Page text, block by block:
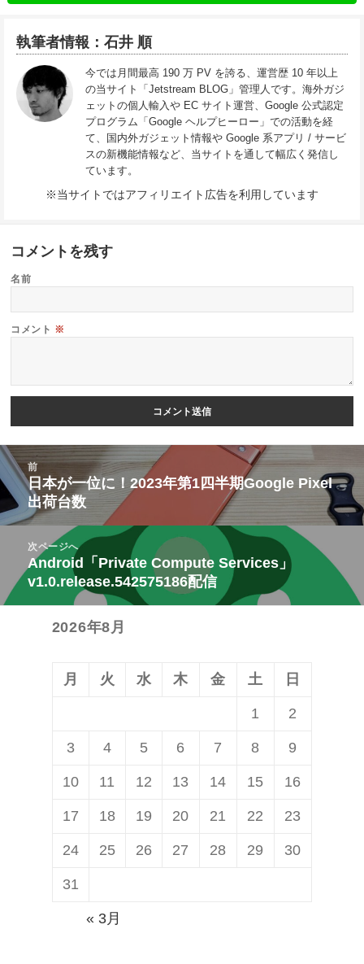
執筆者情報：石井 順
今では月間最高 190 万 PV を誇る、運営歴 10 年以上
の当サイト「Jetstream BLOG」管理人です。海外ガジ
ェットの個人輸入や EC サイト運営、Google 公式認定
プログラム「Google ヘルプヒーロー」での活動を経
て、国内外ガジェット情報や Google 系アプリ / サービ
スの新機能情報など、当サイトを通して幅広く発信し
ています。
※当サイトではアフィリエイト広告を利用しています
コメントを残す
名前
コメント ※
投
稿
ナ
ビ
シ
前
前
の
投
稿:
日本が一位に！2023年第1四半期Google Pixel
出荷台数
次ページへ
次
の
Android「Private Compute Services」
v1.0.release.542575186配信
2026年8月
月 火 水 木 金 土 日
1 2
3 4 5 6 7 8 9
10 11 12 13 14 15 16
17 18 19 20 21 22 23
24 25 26 27 28 29 30
31
« 3月